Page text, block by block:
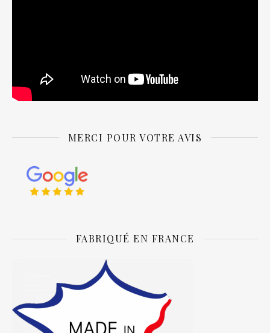
MERCI POUR VOTRE AVIS
FABRIQUÉ EN FRANCE